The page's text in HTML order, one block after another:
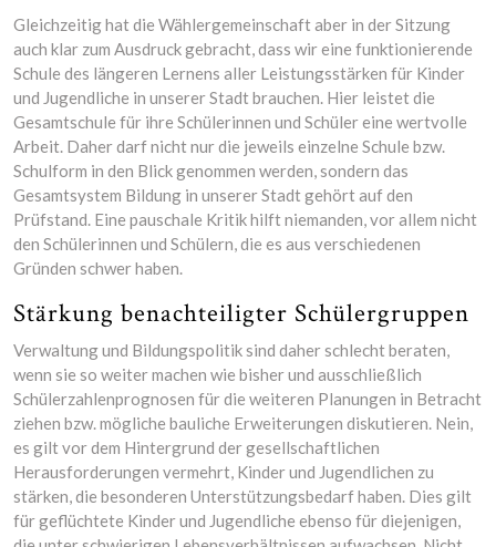
Gleichzeitig hat die Wählergemeinschaft aber in der Sitzung
auch klar zum Ausdruck gebracht, dass wir eine funktionierende
Schule des längeren Lernens aller Leistungsstärken für Kinder
und Jugendliche in unserer Stadt brauchen. Hier leistet die
Gesamtschule für ihre Schülerinnen und Schüler eine wertvolle
Arbeit. Daher darf nicht nur die jeweils einzelne Schule bzw.
Schulform in den Blick genommen werden, sondern das
Gesamtsystem Bildung in unserer Stadt gehört auf den
Prüfstand. Eine pauschale Kritik hilft niemanden, vor allem nicht
den Schülerinnen und Schülern, die es aus verschiedenen
Gründen schwer haben.
Stärkung benachteiligter Schülergruppen
Verwaltung und Bildungspolitik sind daher schlecht beraten,
wenn sie so weiter machen wie bisher und ausschließlich
Schülerzahlenprognosen für die weiteren Planungen in Betracht
ziehen bzw. mögliche bauliche Erweiterungen diskutieren. Nein,
es gilt vor dem Hintergrund der gesellschaftlichen
Herausforderungen vermehrt, Kinder und Jugendlichen zu
stärken, die besonderen Unterstützungsbedarf haben. Dies gilt
für geflüchtete Kinder und Jugendliche ebenso für diejenigen,